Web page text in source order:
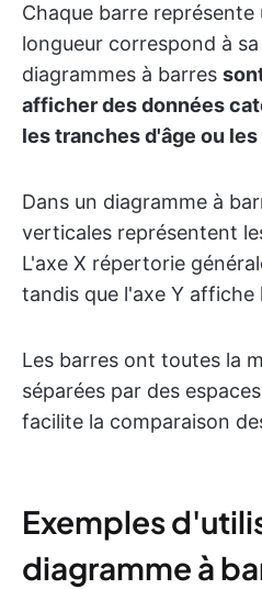
Chaque barre
longueur correspond à sa
diagrammes à barres
afficher des données
les tranches d'âge ou
Dans un diagramme à
verticales représentent
L'axe X répertorie
tandis que l'axe Y affiche
Les barres ont toutes la
séparées par des
facilite la comparaison
Exemples
diagramme à